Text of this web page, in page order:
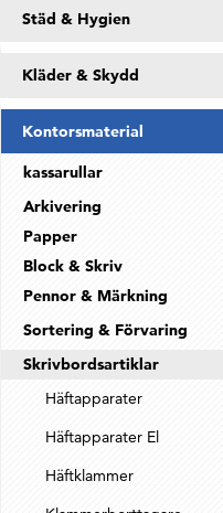
Städ & Hygien
Kläder & Skydd
Kontorsmaterial
kassarullar
Arkivering
Papper
Block & Skriv
Pennor & Märkning
Sortering & Förvaring
Skrivbordsartiklar
Häftapparater
Häftapparater El
Häftklammer